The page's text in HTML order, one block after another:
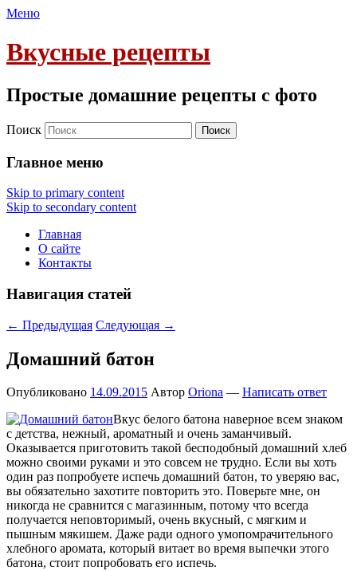
Меню
Вкусные рецепты
Простые домашние рецепты с фото
Поиск
Главное меню
Skip to primary content
Skip to secondary content
Главная
О сайте
Контакты
Навигация статей
← Предыдущая Следующая →
Домашний батон
Опубликовано 14.09.2015 Автор Oriona — Написать ответ
Вкус белого батона наверное всем знаком
с детства, нежный, ароматный и очень заманчивый.
Оказывается приготовить такой бесподобный домашний хлеб
можно своими руками и это совсем не трудно. Если вы хоть
один раз попробуете испечь домашний батон, то уверяю вас,
вы обязательно захотите повторить это. Поверьте мне, он
никогда не сравнится с магазинным, потому что всегда
получается неповторимый, очень вкусный, с мягким и
пышным мякишем. Даже ради одного умопомрачительного
хлебного аромата, который витает во время выпечки этого
батона, стоит попробовать его испечь.